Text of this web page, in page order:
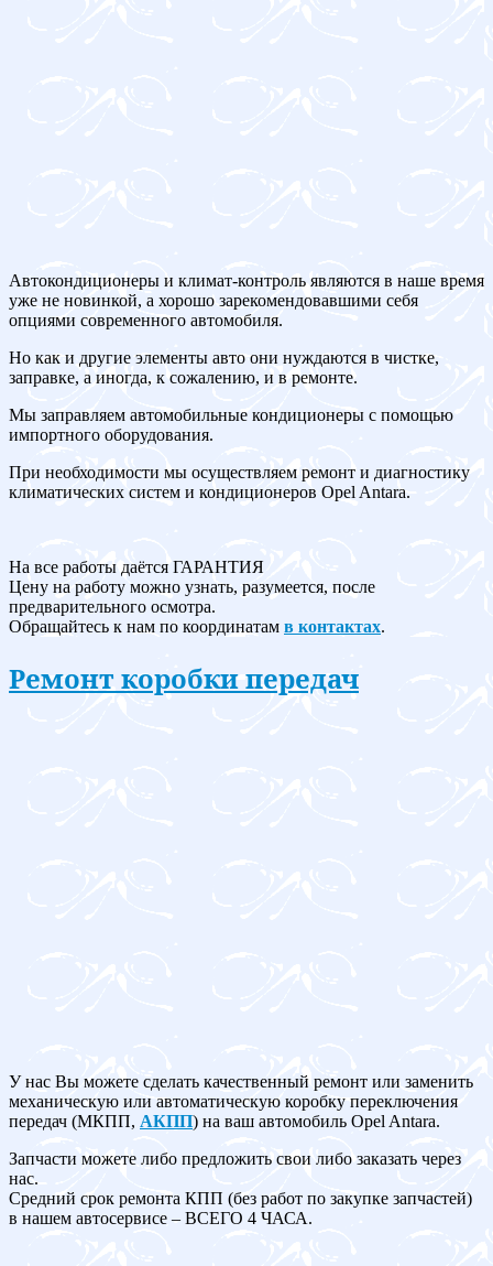
Автокондиционеры и климат-контроль являются в наше время
уже не новинкой, а хорошо зарекомендовавшими себя
опциями современного автомобиля.
Но как и другие элементы авто они нуждаются в чистке,
заправке, а иногда, к сожалению, и в ремонте.
Мы заправляем автомобильные кондиционеры с помощью
импортного оборудования.
При необходимости мы осуществляем ремонт и диагностику
климатических систем и кондиционеров Opel Antara.
На все работы даётся ГАРАНТИЯ
Цену на работу можно узнать, разумеется, после
предварительного осмотра.
Обращайтесь к нам по координатам в контактах.
Ремонт коробки передач
У нас Вы можете сделать качественный ремонт или заменить
механическую или автоматическую коробку переключения
передач (МКПП, АКПП) на ваш автомобиль Opel Antara.
Запчасти можете либо предложить свои либо заказать через
нас.
Средний срок ремонта КПП (без работ по закупке запчастей)
в нашем автосервисе – ВСЕГО 4 ЧАСА.